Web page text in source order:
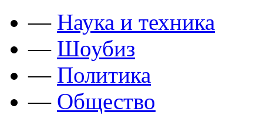
— Наука и техника
— Шоубиз
— Политика
— Общество